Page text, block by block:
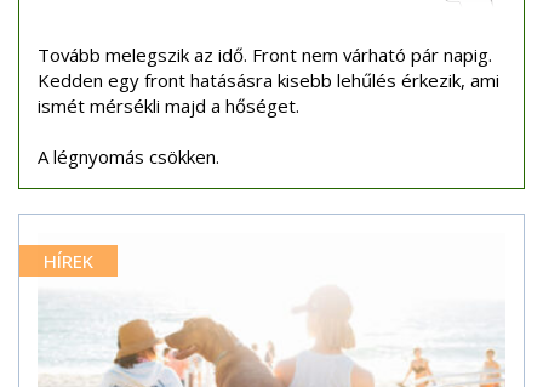
Tovább melegszik az idő. Front nem várható pár napig.
Kedden egy front hatásásra kisebb lehűlés érkezik, ami
ismét mérsékli majd a hőséget.
A légnyomás csökken.
HÍREK